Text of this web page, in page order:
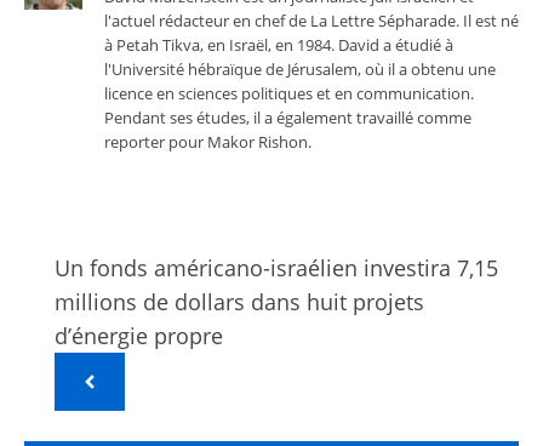
l'actuel rédacteur en chef de La Lettre Sépharade. Il est né
à Petah Tikva, en Israël, en 1984. David a étudié à
l'Université hébraïque de Jérusalem, où il a obtenu une
licence en sciences politiques et en communication.
Pendant ses études, il a également travaillé comme
reporter pour Makor Rishon.
Un fonds américano-israélien investira 7,15
millions de dollars dans huit projets
d’énergie propre